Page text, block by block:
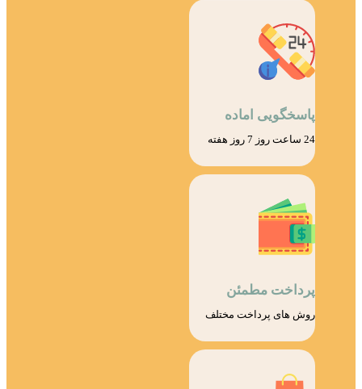
پاسخگویی اماده
24 ساعت روز 7 روز هفته
پرداخت مطمئن
روش های پرداخت مختلف